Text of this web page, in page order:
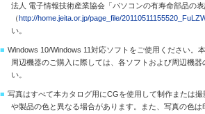
法人 電子情報技術産業協会「パソコンの有寿命部品の表
（http://home.jeita.or.jp/page_file/
い。
■ Windows 10/Windows 11対応ソフトをご使用ください。
周辺機器のご購入に際しては、各ソフトおよび周辺機
い。
■ 写真はすべて本カタログ用にCGを使用して制作または
や製品の色と異なる場合があります。また、写真の色は